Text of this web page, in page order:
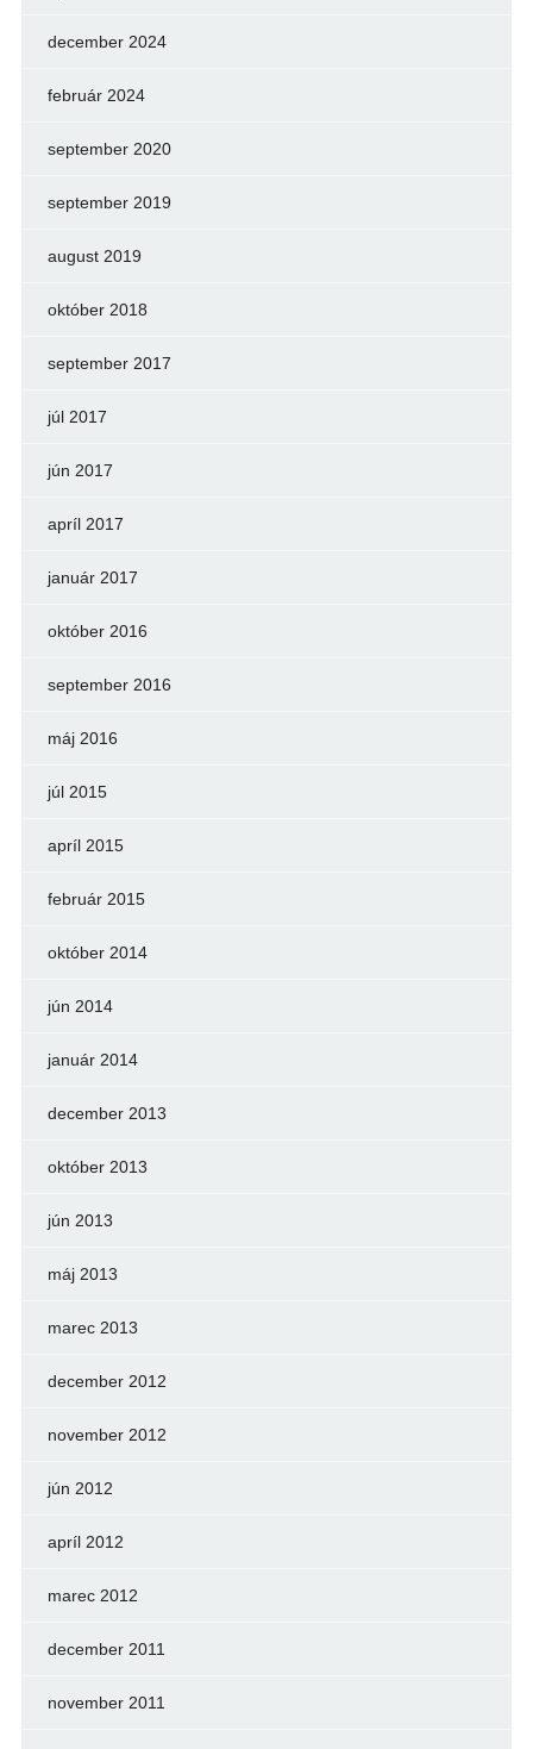
december 2024
február 2024
september 2020
september 2019
august 2019
október 2018
september 2017
júl 2017
jún 2017
apríl 2017
január 2017
október 2016
september 2016
máj 2016
júl 2015
apríl 2015
február 2015
október 2014
jún 2014
január 2014
december 2013
október 2013
jún 2013
máj 2013
marec 2013
december 2012
november 2012
jún 2012
apríl 2012
marec 2012
december 2011
november 2011